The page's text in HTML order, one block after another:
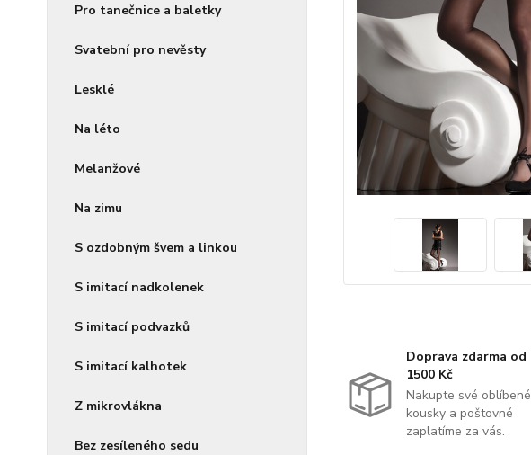
Pro tanečnice a baletky
Svatební pro nevěsty
Lesklé
Na léto
Melanžové
Na zimu
S ozdobným švem a linkou
S imitací nadkolenek
S imitací podvazků
S imitací kalhotek
Z mikrovlákna
Bez zesíleného sedu
Doprava zdarma od
1500 Kč
Nakupte své oblíbené
kousky a poštovné
zaplatíme za vás.